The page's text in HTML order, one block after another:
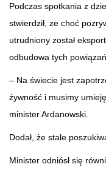
Podczas spotkania z
stwierdził, ze choć
utrudniony został
odbudowa tych powiązań.
– Na świecie jest
żywność i musimy
minister Ardanowski.
Dodał, że stale
Minister odniósł się